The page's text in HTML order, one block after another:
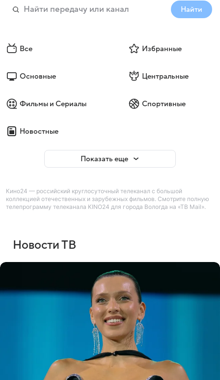
Найти
Все Избранные
Основные Центральные
Фильмы и Сериалы Спортивные
Новостные
Показать еще
Кино24 — российский круглосуточный телеканал с большой
коллекцией отечественных и зарубежных фильмов. Смотрите полную
телепрограмму телеканала KINO24 для города Вологда на «ТВ Mail».
Новости ТВ